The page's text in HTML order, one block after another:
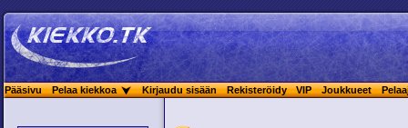
Pääsivu Pelaa kiekkoa Kirjaudu sisään Rekisteröidy VIP Joukkueet